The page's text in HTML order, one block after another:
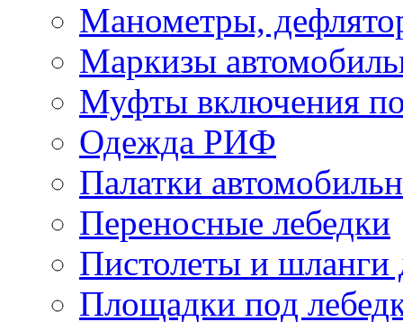
Манометры,
Маркизы
Муфты включения
Одежда РИФ
Палатки
Переносные лебедки
Пистолеты и шланги
Площадки под